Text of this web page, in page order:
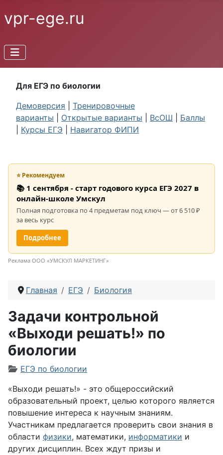
vpr-ege.ru
Для ЕГЭ по биологии
Демоверсия
Тренировочные
варианты
Открытые варианты ВсОШ
Баллы
Курсы ЕГЭ Навигатор ФИПИ
⭐ Рекомендуем
📚 1 сентября - старт годового курса ЕГЭ 2027 в
онлайн-школе Умскул
Полная подготовка по 4 предметам под ключ — от 6 510 ₽
за весь курс
Подробнее
Реклама ООО «УМСКУЛ МАРКЕТИНГ»
Главная ЕГЭ Биология
Задачи контрольной
«Выходи решать!» по
биологии
Информация о материале
ЕГЭ по биологии
«Выходи решать!» - это общероссийский
образовательный проект, целью которого является
повышение интереса к научным знаниям.
Участникам предлагается проверить свои знания в
области физики, математики, информатики и
других дисциплин. Всех ждут призы и